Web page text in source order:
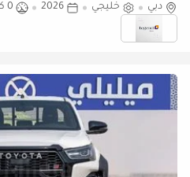
دبي
خليجي 2026
0 كيلومتر